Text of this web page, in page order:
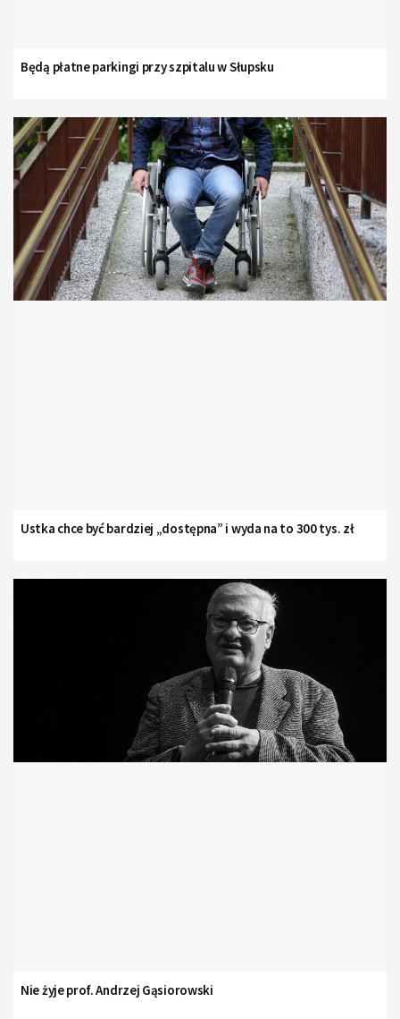
Będą płatne parkingi przy szpitalu w Słupsku
Ustka chce być bardziej „dostępna” i wyda na to 300 tys. zł
Nie żyje prof. Andrzej Gąsiorowski